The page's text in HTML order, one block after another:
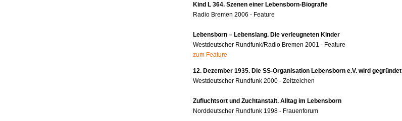
Kind L 364. Szenen einer Lebensborn-Biografie
Radio Bremen 2006 - Feature
Lebensborn – Lebenslang. Die verleugneten Kinder
Westdeutscher Rundfunk/Radio Bremen 2001 - Feature
zum Feature
12. Dezember 1935. Die SS-Organisation Lebensborn e.V. wird gegründet
Westdeutscher Rundfunk 2000 - Zeitzeichen
Zufluchtsort und Zuchtanstalt. Alltag im Lebensborn
Norddeutscher Rundfunk 1998 - Frauenforum